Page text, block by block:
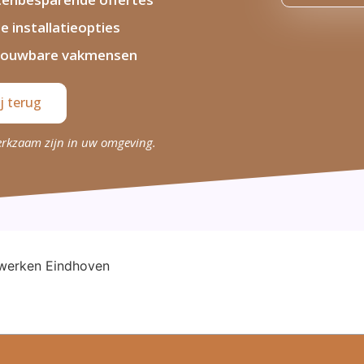
installatieopties
vakmensen
terug
zijn in uw omgeving.